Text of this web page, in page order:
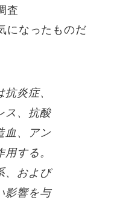
査
になったものだ
炎症、
ス、抗酸
血、アン
する。
、および
影響を与